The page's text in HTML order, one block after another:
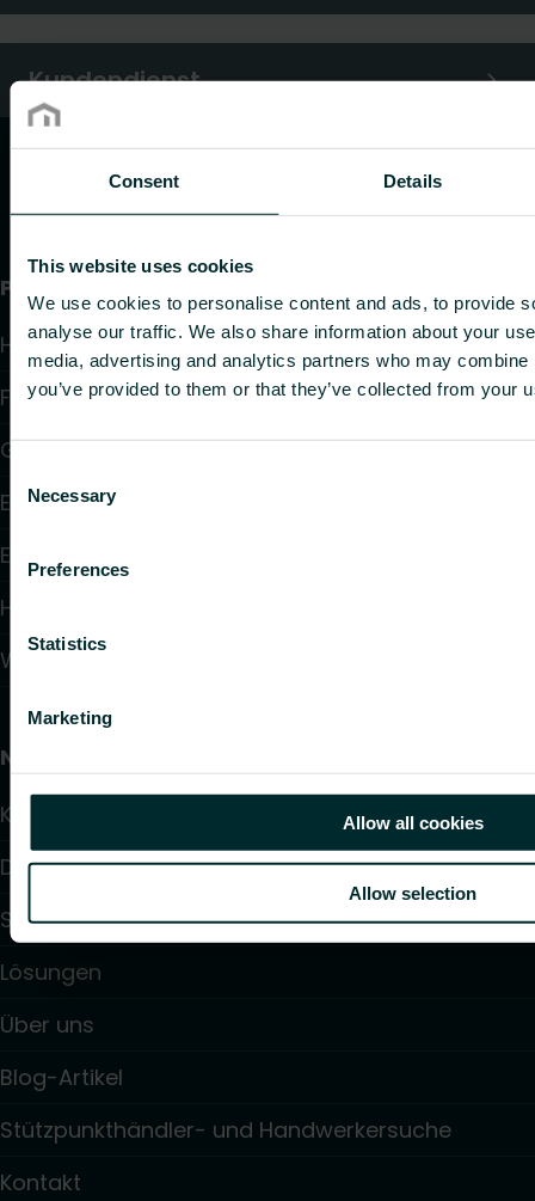
Consent Details
This website uses cookies
We use cookies to personalise content and ads, to provide
analyse our traffic. We also share information about your
media, advertising and analytics partners who may
you’ve provided to them or that they’ve collected from your
Selection
Necessary
Preferences
Statistics
Marketing
Allow all cookies
Allow selection
Kundendienst
Produkte
Heizkörper
Fußbodenheizung und -kühlung
Gebläsekonvektoren
Elektroheizung
Elektronische Regelungen
Hydraulische Regelungen
Wandheizung und -kühlung
Nützliche Links
Kalulator
Downloads
Service & Support
Lösungen
Über uns
Blog-Artikel
Stützpunkthändler- und Handwerkersuche
Kontakt